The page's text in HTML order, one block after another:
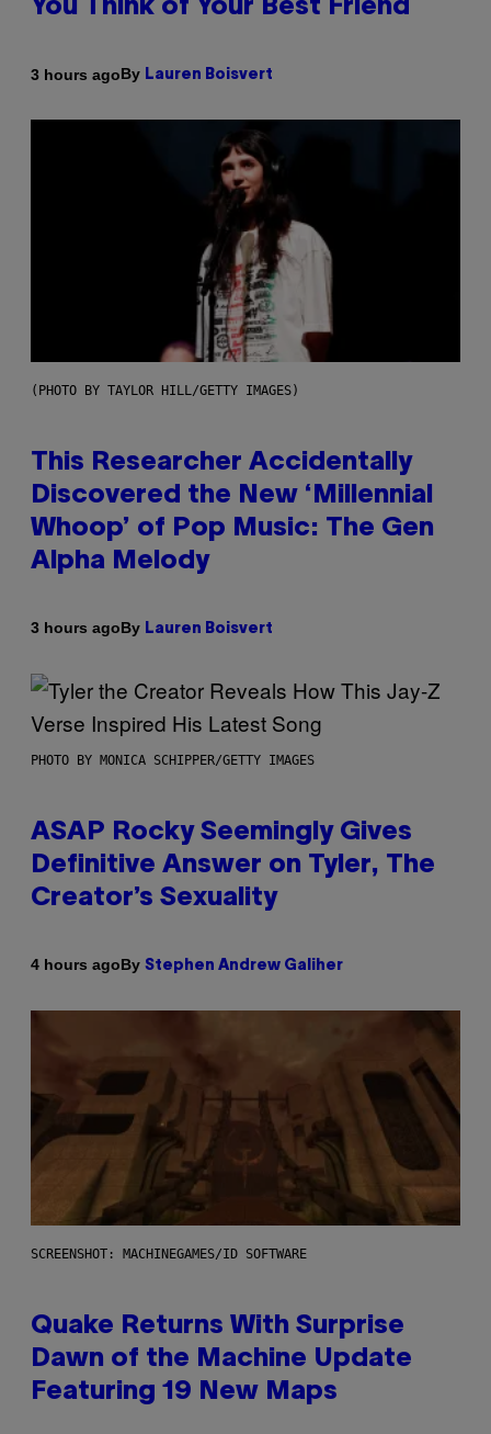
You Think of Your Best Friend
3 hours agoBy Lauren Boisvert
(PHOTO BY TAYLOR HILL/GETTY IMAGES)
This Researcher Accidentally
Discovered the New ‘Millennial
Whoop’ of Pop Music: The Gen
Alpha Melody
3 hours agoBy Lauren Boisvert
PHOTO BY MONICA SCHIPPER/GETTY IMAGES
ASAP Rocky Seemingly Gives
Definitive Answer on Tyler, The
Creator’s Sexuality
4 hours agoBy Stephen Andrew Galiher
SCREENSHOT: MACHINEGAMES/ID SOFTWARE
Quake Returns With Surprise
Dawn of the Machine Update
Featuring 19 New Maps